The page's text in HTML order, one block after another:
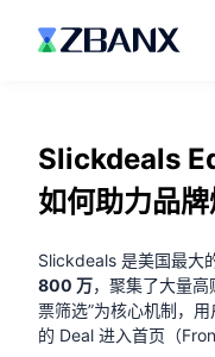
Slickdeals
如何助力品
Slickdeals 是美国最大
800 万，聚集了大量
票筛选”为核心机制，
的 Deal 进入首页（